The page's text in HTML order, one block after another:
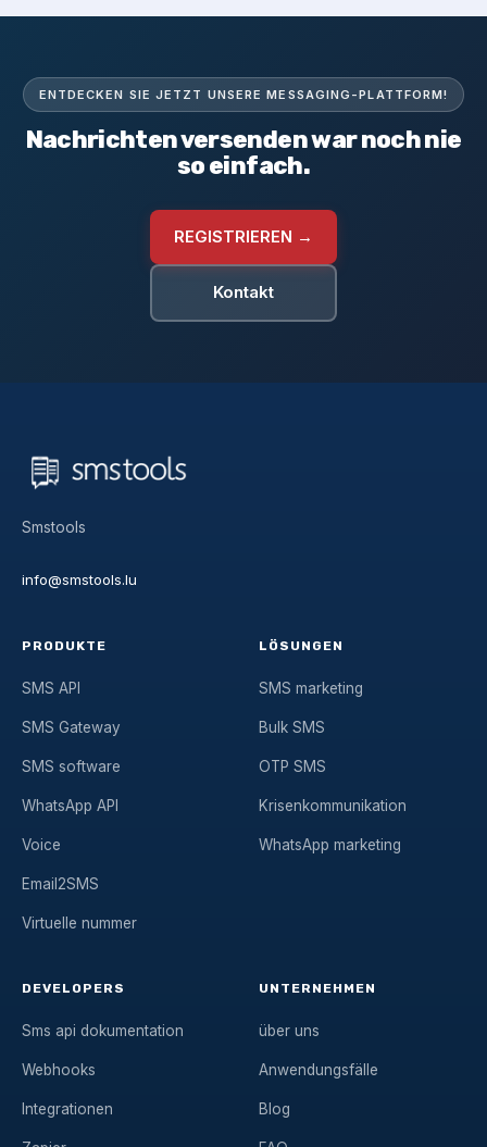
ENTDECKEN SIE JETZT UNSERE MESSAGING-PLATTFORM!
Nachrichten versenden war noch nie
so einfach.
REGISTRIEREN →
Kontakt
Smstools
info@smstools.lu
PRODUKTE
SMS API
SMS Gateway
SMS software
WhatsApp API
Voice
Email2SMS
Virtuelle nummer
LÖSUNGEN
SMS marketing
Bulk SMS
OTP SMS
Krisenkommunikation
WhatsApp marketing
DEVELOPERS
Sms api dokumentation
Webhooks
Integrationen
UNTERNEHMEN
über uns
Anwendungsfälle
Blog